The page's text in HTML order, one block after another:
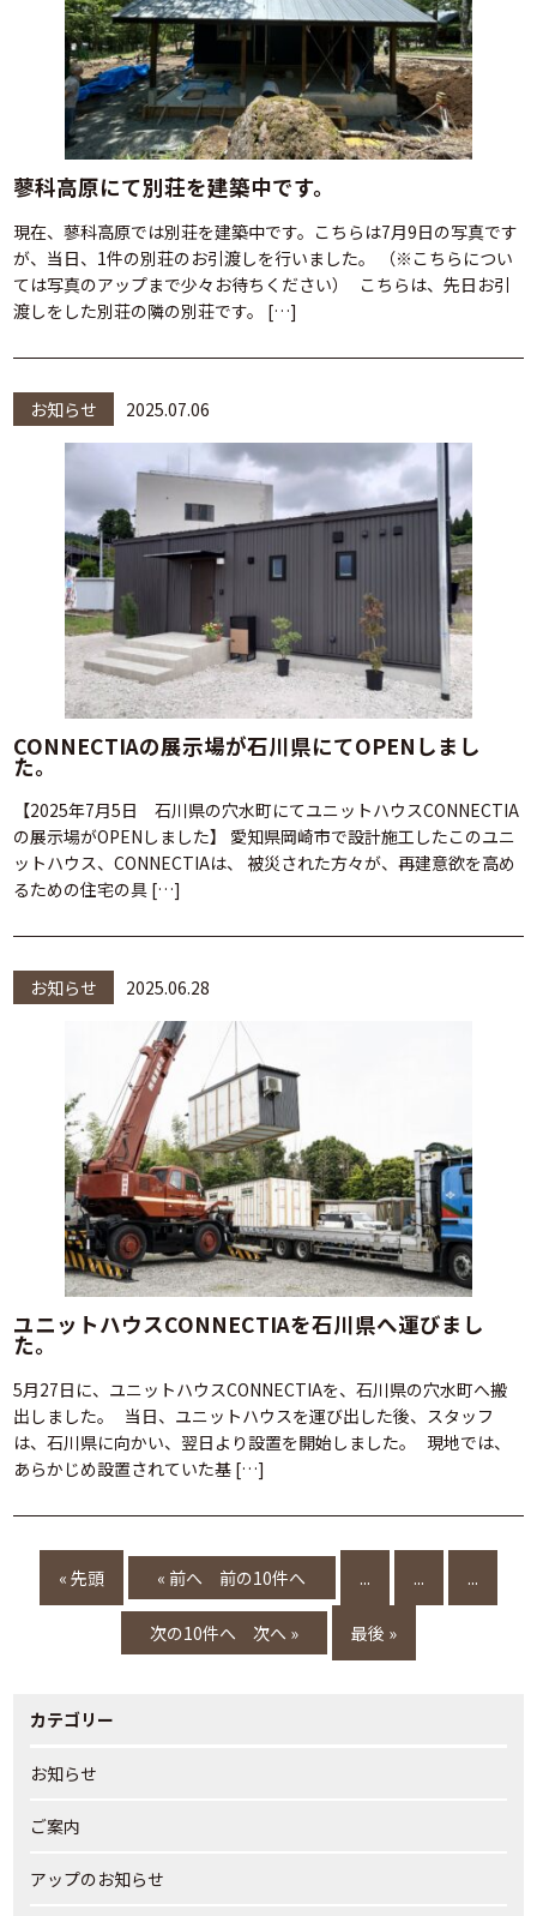
蓼科高原にて別荘を建築中です。
現在、蓼科高原では別荘を建築中です。こちらは7月9日の写真です
が、当日、1件の別荘のお引渡しを行いました。 （※こちらについ
ては写真のアップまで少々お待ちください） こちらは、先日お引
渡しをした別荘の隣の別荘です。 […]
お知らせ 2025.07.06
CONNECTIAの展示場が石川県にてOPENしまし
た。
【2025年7月5日 石川県の穴水町にてユニットハウスCONNECTIA
の展示場がOPENしました】 愛知県岡崎市で設計施工したこのユニ
ットハウス、CONNECTIAは、 被災された方々が、再建意欲を高め
るための住宅の具 […]
お知らせ 2025.06.28
ユニットハウスCONNECTIAを石川県へ運びまし
た。
5月27日に、ユニットハウスCONNECTIAを、石川県の穴水町へ搬
出しました。 当日、ユニットハウスを運び出した後、スタッフ
は、石川県に向かい、翌日より設置を開始しました。 現地では、
あらかじめ設置されていた基 […]
« 先頭 « 前へ ... ... ...
次へ » 最後 »
カテゴリー
お知らせ
ご案内
アップのお知らせ